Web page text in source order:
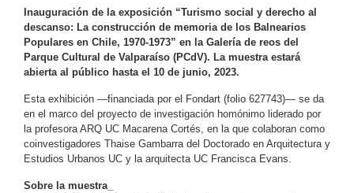
Inauguración de la exposición “Turismo social y derecho al
descanso: La construcción de memoria de los Balnearios
Populares en Chile, 1970-1973” en la Galería de reos del
Parque Cultural de Valparaíso (PCdV). La muestra estará
abierta al público hasta el 10 de junio, 2023.
Esta exhibición —financiada por el Fondart (folio 627743)— se da
en el marco del proyecto de investigación homónimo liderado por
la profesora ARQ UC Macarena Cortés, en la que colaboran como
coinvestigadores Thaise Gambarra del Doctorado en Arquitectura y
Estudios Urbanos UC y la arquitecta UC Francisca Evans.
Sobre la muestra_